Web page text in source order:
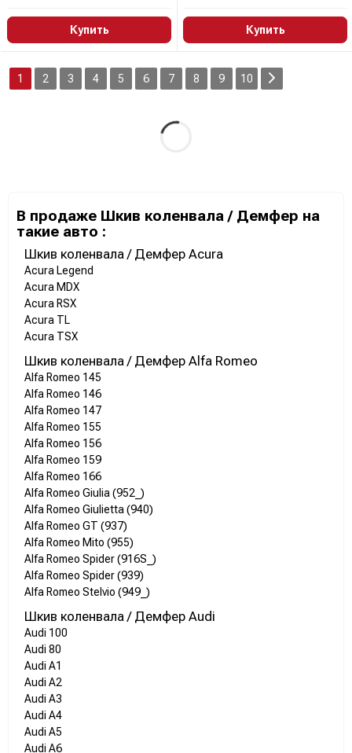
Купить Купить
1 2 3 4 5 6 7 8 9 10
В продаже Шкив коленвала / Демфер на
такие авто :
Шкив коленвала / Демфер Acura
Acura Legend
Acura MDX
Acura RSX
Acura TL
Acura TSX
Шкив коленвала / Демфер Alfa Romeo
Alfa Romeo 145
Alfa Romeo 146
Alfa Romeo 147
Alfa Romeo 155
Alfa Romeo 156
Alfa Romeo 159
Alfa Romeo 166
Alfa Romeo Giulia (952_)
Alfa Romeo Giulietta (940)
Alfa Romeo GT (937)
Alfa Romeo Mito (955)
Alfa Romeo Spider (916S_)
Alfa Romeo Spider (939)
Alfa Romeo Stelvio (949_)
Шкив коленвала / Демфер Audi
Audi 100
Audi 80
Audi A1
Audi A2
Audi A3
Audi A4
Audi A5
Audi A6